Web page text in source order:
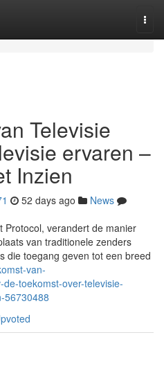
Televisie
ervaren –
Inzien
52 days ago
News
Protocol, verandert de manier
van traditionele zenders
die toegang geven tot een breed
van-
toekomst-over-televisie-
56730488